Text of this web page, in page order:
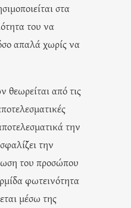
στα
του να
απαλά χωρίς να
θεωρείται από τις
την
την
του προσώπου
φωτεινότητα
μέσω της